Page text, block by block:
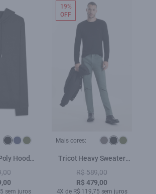
Hood
sem juros
Mais cores:
Tricot Heavy Sweater
Preto
R$ 589,00
R$ 479,00
4X de R$ 119,75 sem juros
19%
OFF